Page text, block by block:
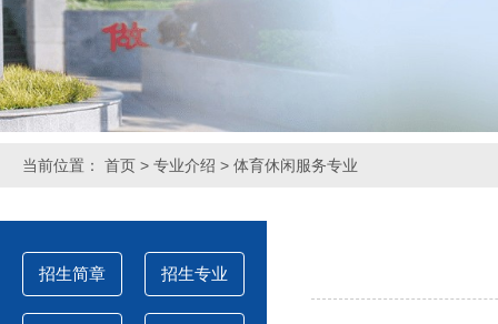
当前位置： 首页 > 专业介绍 > 体育休闲服务专业
招生简章 招生专业